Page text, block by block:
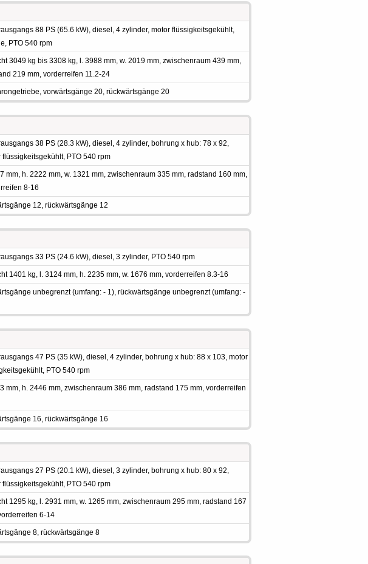
88 PS (65.6 kW), diesel, 4 zylinder, motor flüssigkeitsgekühlt,
PTO 540 rpm
3049 kg bis 3308 kg, l. 3988 mm, w. 2019 mm, zwischenraum 439 mm,
219 mm, vorderreifen 11.2-24
vorwärtsgänge 20, rückwärtsgänge 20
38 PS (28.3 kW), diesel, 4 zylinder, bohrung x hub: 78 x 92,
flüssigkeitsgekühlt, PTO 540 rpm
mm, h. 2222 mm, w. 1321 mm, zwischenraum 335 mm, radstand 160 mm,
8-16
12, rückwärtsgänge 12
33 PS (24.6 kW), diesel, 3 zylinder, PTO 540 rpm
1401 kg, l. 3124 mm, h. 2235 mm, w. 1676 mm, vorderreifen 8.3-16
unbegrenzt (umfang: - 1), rückwärtsgänge unbegrenzt (umfang: -
47 PS (35 kW), diesel, 4 zylinder, bohrung x hub: 88 x 103, motor
PTO 540 rpm
mm, h. 2446 mm, zwischenraum 386 mm, radstand 175 mm, vorderreifen
16, rückwärtsgänge 16
27 PS (20.1 kW), diesel, 3 zylinder, bohrung x hub: 80 x 92,
flüssigkeitsgekühlt, PTO 540 rpm
1295 kg, l. 2931 mm, w. 1265 mm, zwischenraum 295 mm, radstand 167
6-14
8, rückwärtsgänge 8